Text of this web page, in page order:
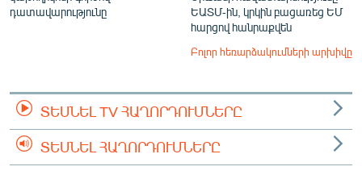
դատավարությունը
ԵԱՏՄ-ին, կրկին բացառեց ԵՄ
հարցով հանրաքվեն
Բոլոր հեռարձակումների արխիվը
ՏԵՍՆԵԼ TV ՀԱՂՈՐԴՈՒՄՆԵՐԸ
ՏԵՍՆԵԼ ՀԱՂՈՐԴՈՒՄՆԵՐԸ